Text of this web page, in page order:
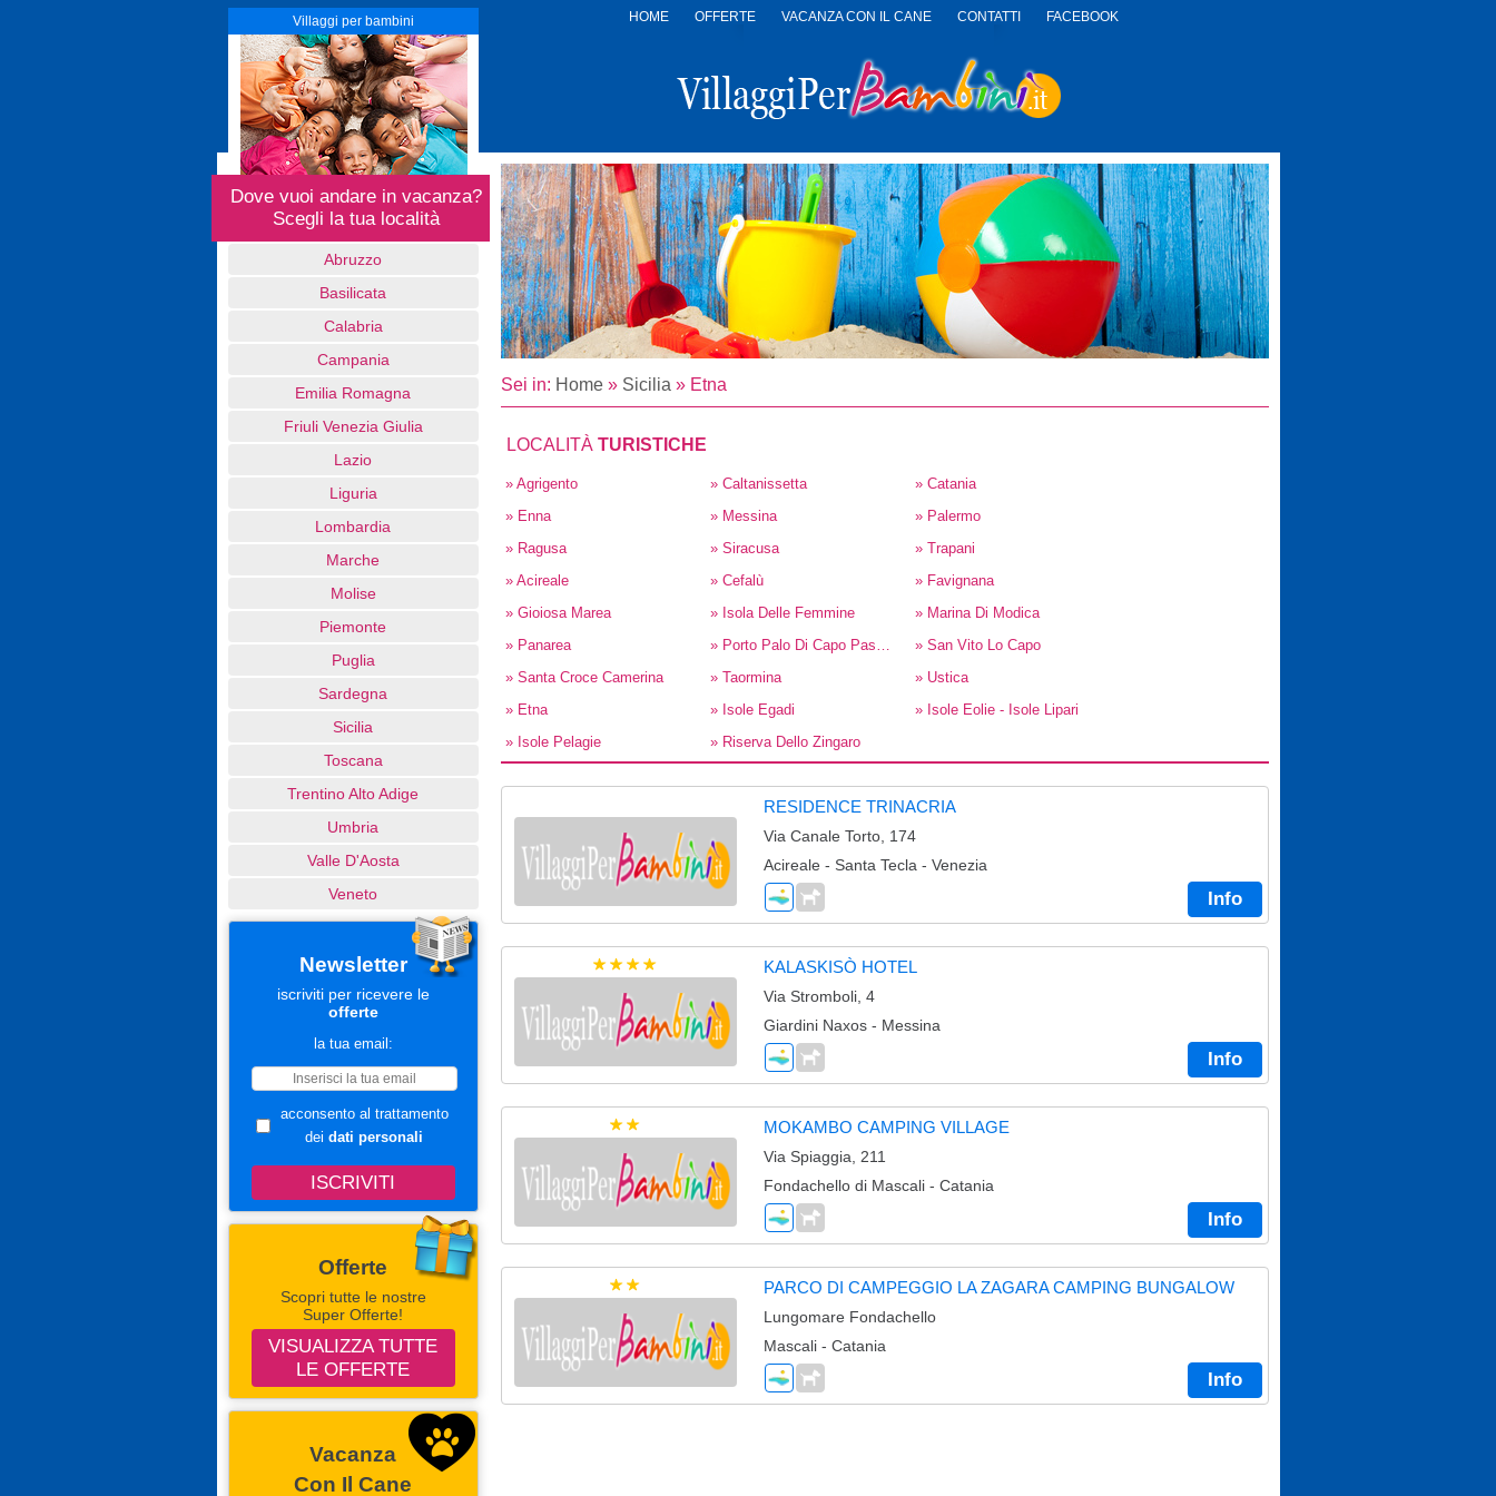
HOME OFFERTE VACANZA CON IL CANE CONTATTI
FACEBOOK
PER
BAMBINI
Villaggi per bambini
Dove vuoi andare in vacanza?
Scegli la tua località
Abruzzo
Basilicata
Calabria
Campania
Emilia Romagna
Friuli Venezia Giulia
Lazio
Liguria
Lombardia
Marche
Molise
Piemonte
Puglia
Sardegna
Sicilia
Toscana
Trentino Alto Adige
Umbria
Valle D'Aosta
Veneto
Newsletter
iscriviti per ricevere le
offerte
la tua email:
acconsento al trattamento
dei dati personali
Offerte
Scopri tutte le nostre
Super Offerte!
VISUALIZZA TUTTE
LE OFFERTE
Vacanza
Con Il Cane
Sei in: Home» Sicilia » Etna
LOCALITÀ TURISTICHE
» Agrigento » Caltanissetta
» Catania
» Enna
» Messina
» Palermo
» Ragusa
» Siracusa
» Trapani
» Acireale
» Cefalù
» Favignana
» Gioiosa Marea
» Isola Delle Femmine
» Marina Di Modica
» Panarea
» Porto Palo Di Capo Passero
» San Vito Lo Capo
» Santa Croce Camerina
» Taormina
» Ustica
» Etna
» Isole Egadi
» Isole Eolie - Isole Lipari
» Isole Pelagie
» Riserva Dello Zingaro
RESIDENCE TRINACRIA
Via Canale Torto, 174
Acireale - Santa Tecla - Venezia
Info
KALASKISÒ HOTEL
Via Stromboli, 4
Giardini Naxos - Messina
Info
MOKAMBO CAMPING VILLAGE
Via Spiaggia, 211
Fondachello di Mascali - Catania
Info
PARCO DI CAMPEGGIO LA ZAGARA CAMPING BUNGALOW
Lungomare Fondachello
Mascali - Catania
Info